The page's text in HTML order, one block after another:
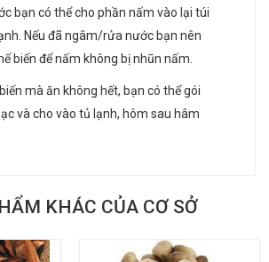
bạn có thể cho phần nấm vào lại túi
Nếu đã ngâm/rửa nước bạn nên
biến để nấm không bị nhũn nấm.
mà ăn không hết, bạn có thể gói
và cho vào tủ lạnh, hôm sau hâm
KHÁC CỦA CƠ SỞ